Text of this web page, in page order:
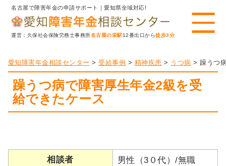
名古屋で障害年金の申請サポート｜愛知県全域対応!
運営：久保社会保険労務士事務所名古屋の栄駅12番出口から徒歩3分
愛知障害年金相談センター >受給事例 > 精神疾患 > うつ病 >躁うつ
躁うつ病で障害厚生年金2級を受
給できたケース
相談者 男性（3０代）/無職